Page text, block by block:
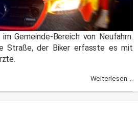
Gemeinde-Bereich von Neufahrn.
Straße, der Biker erfasste es mit
Weiterlesen ...